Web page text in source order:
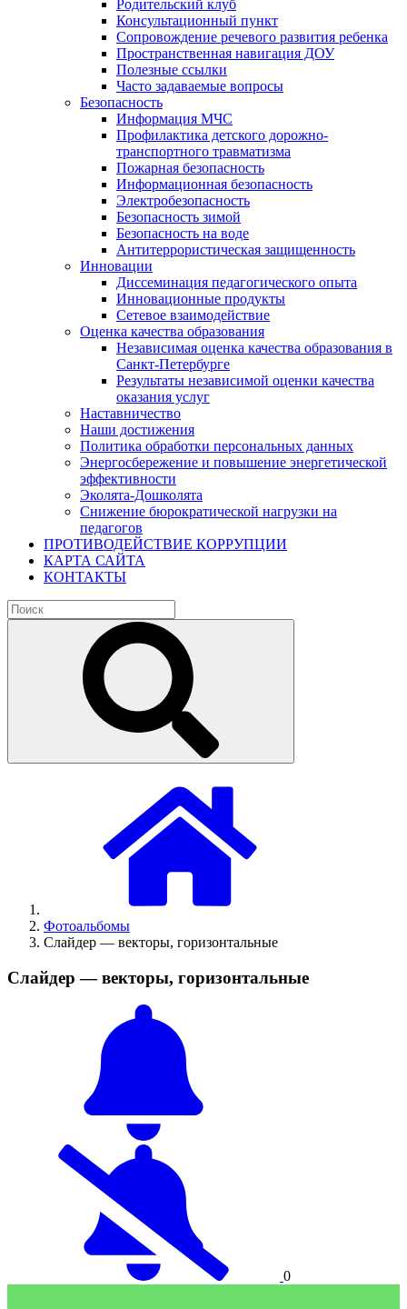
Родительский клуб
Консультационный пункт
Сопровождение речевого развития ребенка
Пространственная навигация ДОУ
Полезные ссылки
Часто задаваемые вопросы
Безопасность
Информация МЧС
Профилактика детского дорожно-
транспортного травматизма
Пожарная безопасность
Информационная безопасность
Электробезопасность
Безопасность зимой
Безопасность на воде
Антитеррористическая защищенность
Инновации
Диссеминация педагогического опыта
Инновационные продукты
Сетевое взаимодействие
Оценка качества образования
Независимая оценка качества образования в
Санкт-Петербурге
Результаты независимой оценки качества
оказания услуг
Наставничество
Наши достижения
Политика обработки персональных данных
Энергосбережение и повышение энергетической
эффективности
Эколята-Дошколята
Снижение бюрократической нагрузки на
педагогов
ПРОТИВОДЕЙСТВИЕ КОРРУПЦИИ
КАРТА САЙТА
КОНТАКТЫ
Фотоальбомы
Слайдер — векторы, горизонтальные
Слайдер — векторы, горизонтальные
0